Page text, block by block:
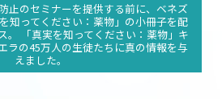
止のセミナーを提供する前に、ベネズ
知ってください：薬物」の小冊子を配
。 「真実を知ってください：薬物」キ
ラの45万人の生徒たちに真の情報を与
えました。